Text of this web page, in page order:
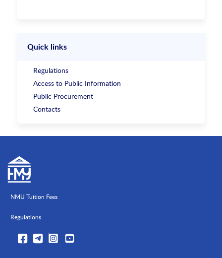
Quick links
Regulations
Access to Public Information
Public Procurement
Contacts
NMU Tuition Fees
Regulations